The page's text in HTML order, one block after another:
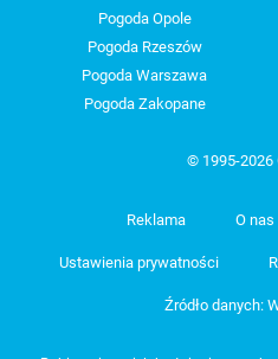
Pogoda Opole
Pogoda Rzeszów
Pogoda Warszawa
Pogoda Zakopane
© 1995-2026
Reklama O nas
Ustawienia prywatności
Źródło danych: